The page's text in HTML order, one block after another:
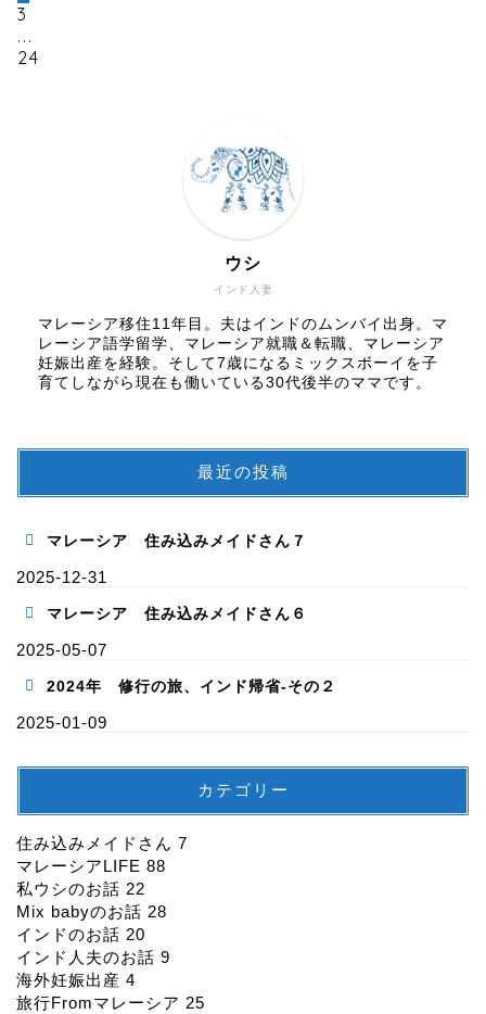
3
...
24
インド人妻
ウシ
マレーシア移住11年目。夫はインドのムンバイ出身。マ
レーシア語学留学、マレーシア就職＆転職、マレーシア
妊娠出産を経験。そして7歳になるミックスボーイを子
育てしながら現在も働いている30代後半のママです。
最近の投稿
マレーシア 住み込みメイドさん７
2025-12-31
マレーシア 住み込みメイドさん６
2025-05-07
2024年 修行の旅、インド帰省-その２
2025-01-09
カテゴリー
住み込みメイドさん 7
マレーシアLIFE 88
私ウシのお話 22
Mix babyのお話 28
インドのお話 20
インド人夫のお話 9
海外妊娠出産 4
旅行Fromマレーシア 25